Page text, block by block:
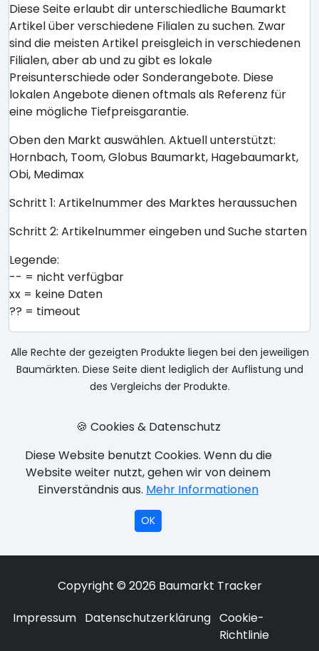
Diese Seite erlaubt dir unterschiedliche Baumarkt
Artikel über verschiedene Filialen zu suchen. Zwar
sind die meisten Artikel preisgleich in verschiedenen
Filialen, aber ab und zu gibt es lokale
Preisunterschiede oder Sonderangebote. Diese
lokalen Angebote dienen oftmals als Referenz für
eine mögliche Tiefpreisgarantie.
Oben den Markt auswählen. Aktuell unterstützt:
Hornbach, Toom, Globus Baumarkt, Hagebaumarkt,
Obi, Medimax
Schritt 1: Artikelnummer des Marktes heraussuchen
Schritt 2: Artikelnummer eingeben und Suche starten
Legende:
-- = nicht verfügbar
xx = keine Daten
?? = timeout
Alle Rechte der gezeigten Produkte liegen bei den jeweiligen
Baumärkten. Diese Seite dient lediglich der Auflistung und
des Vergleichs der Produkte.
🍪 Cookies & Datenschutz
Diese Website benutzt Cookies. Wenn du die
Website weiter nutzt, gehen wir von deinem
Einverständnis aus. Mehr Informationen
OK
Copyright © 2026 Baumarkt Tracker
Impressum Datenschutzerklärung Cookie-
Richtlinie